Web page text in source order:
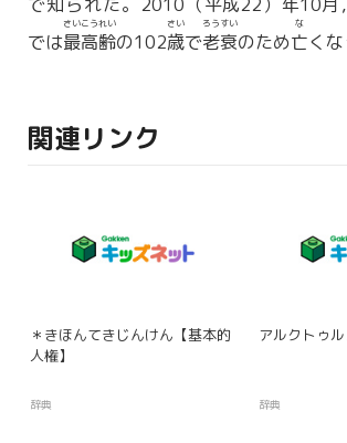
では最高齢
さいこうれい
の102歳
さい
で老衰
ろうすい
のため亡
な
くな
関連リンク
＊きほんてきじんけん【基本的
人権】
辞典
アルクトゥ
辞典